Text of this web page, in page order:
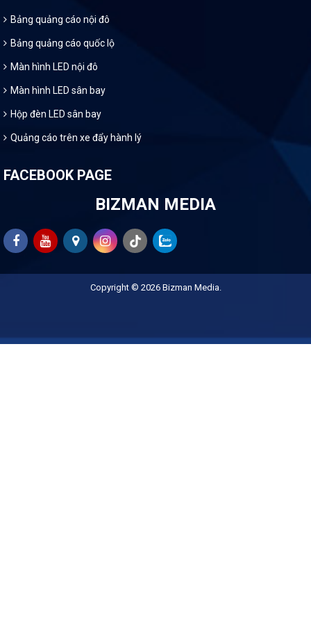
Bảng quảng cáo nội đô
Bảng quảng cáo quốc lộ
Màn hình LED nội đô
Màn hình LED sân bay
Hộp đèn LED sân bay
Quảng cáo trên xe đẩy hành lý
FACEBOOK PAGE
BIZMAN MEDIA
Copyright © 2026 Bizman Media.